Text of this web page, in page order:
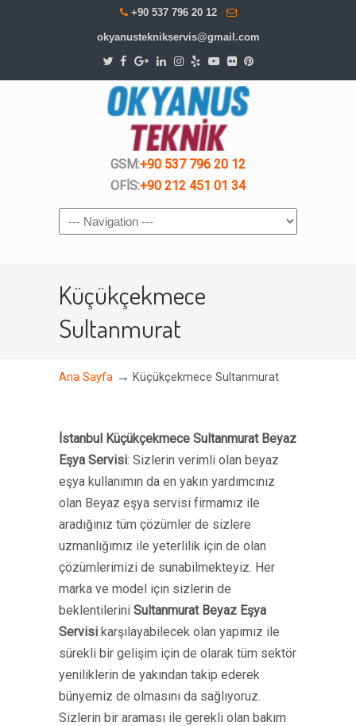
+90 537 796 20 12
okyanusteknikservis@gmail.com
GSM:+90 537 796 20 12
OFİS:+90 212 451 01 34
Navigation
Küçükçekmece
Sultanmurat
Ana Sayfa → Küçükçekmece Sultanmurat
İstanbul Küçükçekmece Sultanmurat Beyaz
Eşya Servisi: Sizlerin verimli olan beyaz
eşya kullanımın da en yakın yardımcınız
olan Beyaz eşya servisi firmamız ile
aradığınız tüm çözümler de sizlere
uzmanlığımız ile yeterlilik için de olan
çözümlerimizi de sunabilmekteyiz. Her
marka ve model için sizlerin de
beklentilerini Sultanmurat Beyaz Eşya
Servisi karşılayabilecek olan yapımız ile
sürekli bir gelişim için de olarak tüm sektör
yeniliklerin de yakından takip ederek
bünyemiz de olmasını da sağlıyoruz.
Sizlerin bir araması ile gerekli olan bakım